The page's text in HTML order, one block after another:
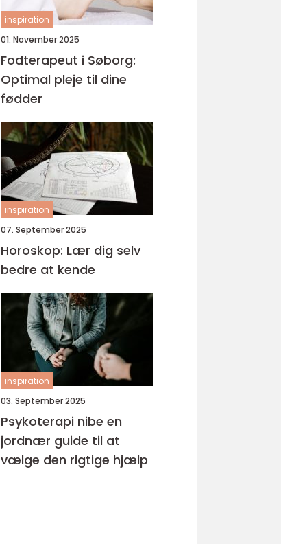
inspiration
01. November 2025
Fodterapeut i Søborg:
Optimal pleje til dine
fødder
inspiration
07. September 2025
Horoskop: Lær dig selv
bedre at kende
inspiration
03. September 2025
Psykoterapi nibe en
jordnær guide til at
vælge den rigtige hjælp